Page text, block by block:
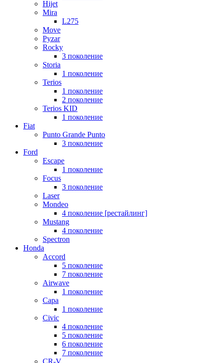
Hijet
Mira
L275
Move
Pyzar
Rocky
3 поколение
Storia
1 поколение
Terios
1 поколение
2 поколение
Terios KID
1 поколение
Fiat
Punto Grande Punto
3 поколение
Ford
Escape
1 поколение
Focus
3 поколение
Laser
Mondeo
4 поколение [рестайлинг]
Mustang
4 поколение
Spectron
Honda
Accord
5 поколение
7 поколение
Airwave
1 поколение
Capa
1 поколение
Civic
4 поколение
5 поколение
6 поколение
7 поколение
CR-V